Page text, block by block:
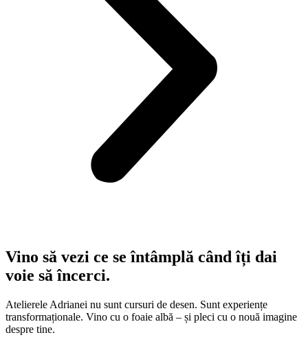
Vino să vezi ce se întâmplă când îți dai
voie să încerci.
Atelierele Adrianei nu sunt cursuri de desen. Sunt experiențe
transformaționale. Vino cu o foaie albă – și pleci cu o nouă imagine
despre tine.